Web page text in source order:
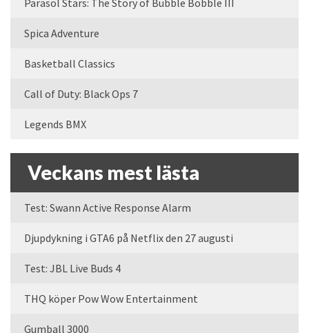
Parasol Stars: The Story of Bubble Bobble III
Spica Adventure
Basketball Classics
Call of Duty: Black Ops 7
Legends BMX
Veckans mest lästa
Test: Swann Active Response Alarm
Djupdykning i GTA6 på Netflix den 27 augusti
Test: JBL Live Buds 4
THQ köper Pow Wow Entertainment
Gumball 3000